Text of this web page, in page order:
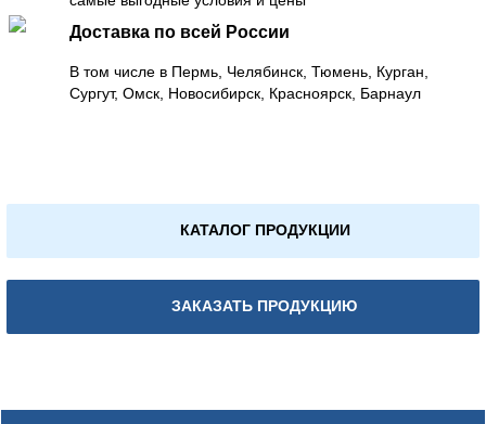
Доставка по всей России
В том числе в Пермь, Челябинск, Тюмень, Курган,
Сургут, Омск, Новосибирск, Красноярск, Барнаул
КАТАЛОГ ПРОДУКЦИИ
ЗАКАЗАТЬ ПРОДУКЦИЮ